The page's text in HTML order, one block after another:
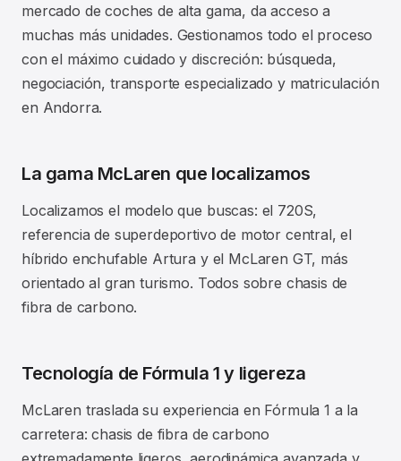
mercado de coches de alta gama, da acceso a
muchas más unidades. Gestionamos todo el proceso
con el máximo cuidado y discreción: búsqueda,
negociación, transporte especializado y matriculación
en Andorra.
La gama McLaren que localizamos
Localizamos el modelo que buscas: el 720S,
referencia de superdeportivo de motor central, el
híbrido enchufable Artura y el McLaren GT, más
orientado al gran turismo. Todos sobre chasis de
fibra de carbono.
Tecnología de Fórmula 1 y ligereza
McLaren traslada su experiencia en Fórmula 1 a la
carretera: chasis de fibra de carbono